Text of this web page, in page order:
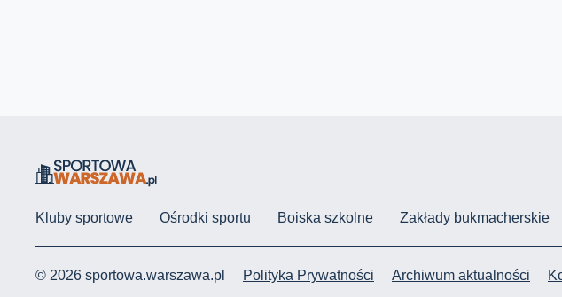
Kluby sportowe Ośrodki sportu Boiska szkolne Zakłady bukmacherskie
© 2026 sportowa.warszawa.pl Polityka Prywatności Archiwum aktualności